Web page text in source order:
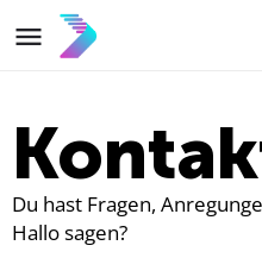
Du hast Fragen,
Hallo sagen?